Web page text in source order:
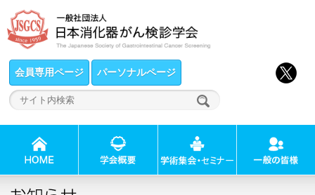
会員専用ページ パーソナルページ